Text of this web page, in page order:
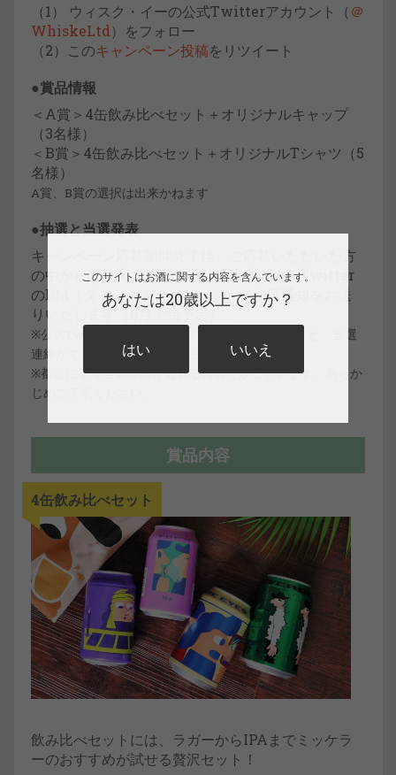
（1） ウィスク・イーの公式Twitterアカウント（ ＠
WhiskeLtd）をフォロー
（2）このキャンペーン投稿をリツイート
●賞品情報
＜A賞＞4缶飲み比べセット＋オリジナルキャップ
（3名様）
＜B賞＞4缶飲み比べセット＋オリジナルTシャツ（5
名様）
A賞、B賞の選択は出来かねます
●抽選と当選発表
キャンペーン応募期間終了後、ご応募いただいた方
の中から事務局で抽選の上、当選者にのみTwitter
のDM（ダイレクトメッセージ）で当選通知をお送
りいたします（8月上旬予定）。
※公式Twitterアカウントのフォローを外されますと、当選
連絡ができなくなりますのでご注意ください。
※都合により当選連絡が遅れる可能性がございます。あらか
じめご了承ください。
賞品内容
4缶飲み比べセット
飲み比べセットには、ラガーからIPAまでミッケラ
ーのおすすめが試せる贅沢セット！
このサイトはお酒に関する内容を含んでいます。
あなたは20歳以上ですか？
はい いいえ